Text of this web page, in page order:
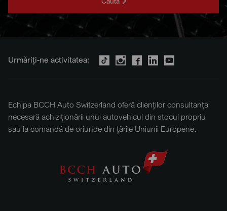
Urmăriți-ne activitatea:
Echipa BCCH Auto Switzerland oferă clienților consultanța
necesară achiziționării unui autovehicul din stocul propriu
sau la comandă de oriunde din țările Uniunii Europene.